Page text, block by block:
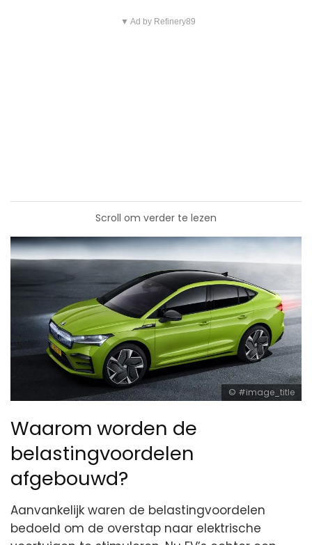
▼ Ad by Refinery89
Scroll om verder te lezen
#image_title
Waarom worden de
belastingvoordelen
afgebouwd?
Aanvankelijk waren de belastingvoordelen
bedoeld om de overstap naar elektrische